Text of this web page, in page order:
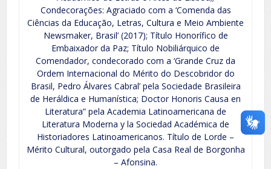
Condecorações: Agraciado com a ‘Comenda das
Ciências da Educação, Letras, Cultura e Meio Ambiente
Newsmaker, Brasil’ (2017); Título Honorífico de
Embaixador da Paz; Título Nobiliárquico de
Comendador, condecorado com a ‘Grande Cruz da
Ordem Internacional do Mérito do Descobridor do
Brasil, Pedro Álvares Cabral’ pela Sociedade Brasileira
de Heráldica e Humanística; Doctor Honoris Causa en
Literatura” pela Academia Latinoamericana de
Literatura Moderna y la Sociedad Académica de
Historiadores Latinoamericanos. Título de Lorde –
Mérito Cultural, outorgado pela Casa Real de Borgonha
– Afonsina.